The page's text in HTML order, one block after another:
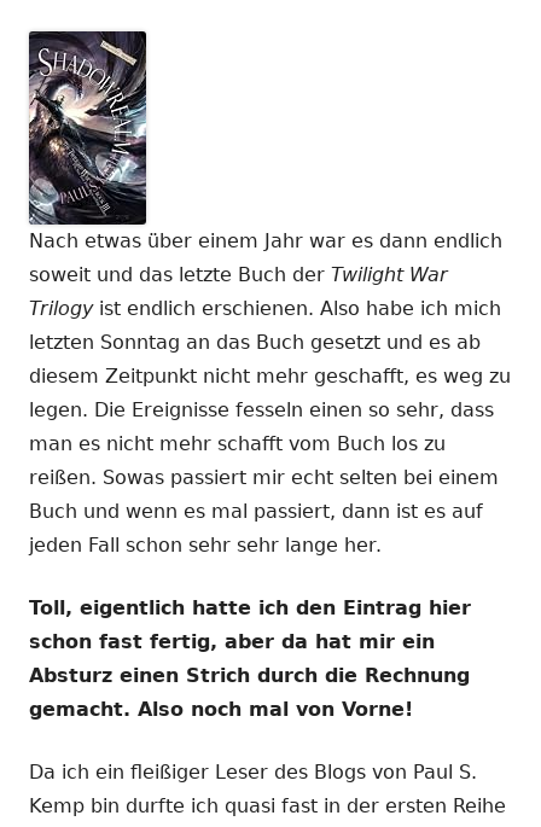
Nach etwas über einem Jahr war es dann endlich
soweit und das letzte Buch der Twilight War
Trilogyist endlich erschienen. Also habe ich mich
letzten Sonntag an das Buch gesetzt und es ab
diesem Zeitpunkt nicht mehr geschafft, es weg zu
legen. Die Ereignisse fesseln einen so sehr, dass
man es nicht mehr schafft vom Buch los zu
reißen. Sowas passiert mir echt selten bei einem
Buch und wenn es mal passiert, dann ist es auf
jeden Fall schon sehr sehr lange her.
Toll, eigentlich hatte ich den Eintrag hier
schon fast fertig, aber da hat mir ein
Absturz einen Strich durch die Rechnung
gemacht. Also noch mal von Vorne!
Da ich ein fleißiger Leser des Blogs von Paul S.
Kemp bin durfte ich quasi fast in der ersten Reihe